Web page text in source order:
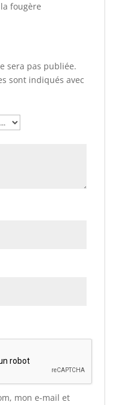
fougère
sera pas publiée.
sont indiqués avec
mon e-mail et